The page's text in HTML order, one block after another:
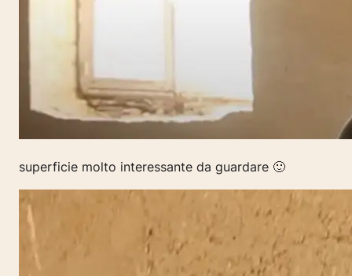
superficie molto interessante da guardare 🙂